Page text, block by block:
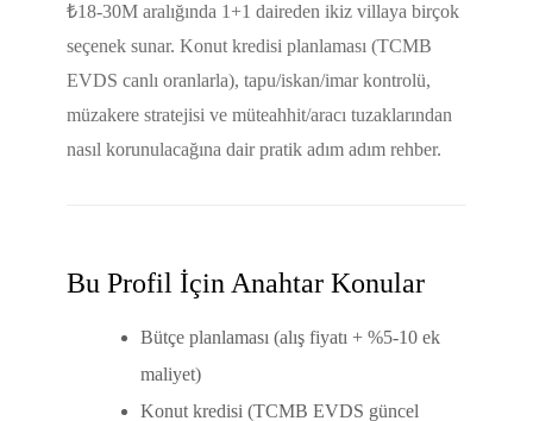
₺18-30M aralığında 1+1 daireden ikiz villaya birçok
seçenek sunar. Konut kredisi planlaması (TCMB
EVDS canlı oranlarla), tapu/iskan/imar kontrolü,
müzakere stratejisi ve müteahhit/aracı tuzaklarından
nasıl korunulacağına dair pratik adım adım rehber.
Bu Profil İçin Anahtar Konular
Bütçe planlaması (alış fiyatı + %5-10 ek
maliyet)
Konut kredisi (TCMB EVDS güncel